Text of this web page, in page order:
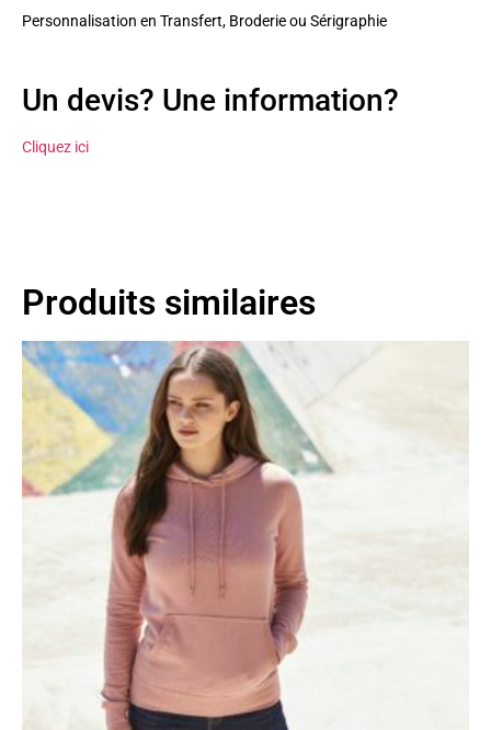
Personnalisation en Transfert, Broderie ou Sérigraphie
Un devis? Une information?
Cliquez ici
Produits similaires